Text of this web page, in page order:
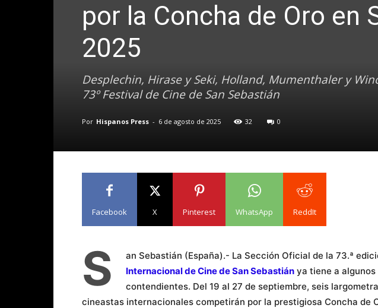
por la Concha de Oro en
2025
Desplechin, Hirase y Seki, Holland, Mumenthaler y
73º Festival de Cine de San Sebastián
Por Hispanos Press - 6 de agosto de 2025 32 0
Facebook X Pinterest WhatsApp ReddIt
S an Sebastián (España).- La Sección Oficial de la 73.ª
Internacional de Cine de San Sebastián ya tiene a
contendientes. Del 19 al 27 de septiembre, seis
cineastas internacionales competirán por la prestigiosa Concha de